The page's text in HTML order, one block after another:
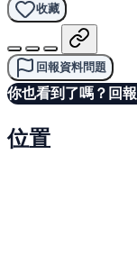
收藏
回報資料問題
你也看到了嗎？回報
位置